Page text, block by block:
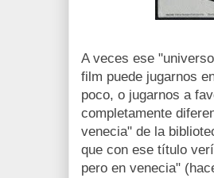
A veces ese
film puede jugarnos
poco, o jugarnos a
completamente
venecia" de la
que con ese título
pero en venecia"